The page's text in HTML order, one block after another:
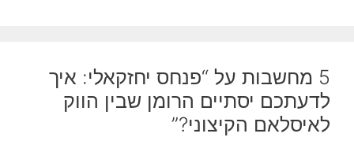
5 מחשבות על “פנחס יחזקאלי: איך
לדעתכם יסתיים הרומן שבין הווק
לאיסלאם הקיצוני?”